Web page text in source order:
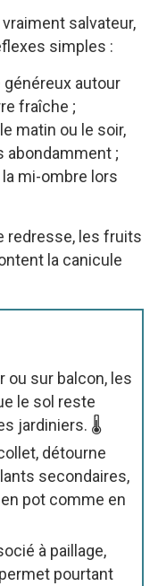
salvateur,
simples :
généreux autour
fraîche ;
matin ou le soir,
abondamment ;
mi-ombre lors
redresse, les fruits
la canicule
ou sur balcon, les
le sol reste
jardiniers. 🌡️
détourne
secondaires,
pot comme en
à paillage,
pourtant